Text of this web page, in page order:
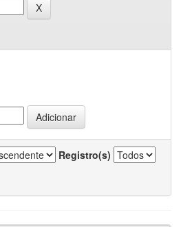
Registro(s)